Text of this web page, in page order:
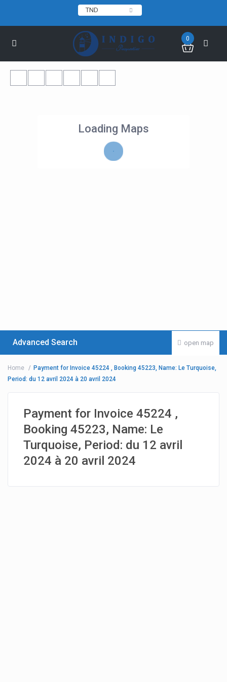
TND
0
Loading Maps
open map
Advanced Search
Home
Payment for Invoice 45224 , Booking 45223, Name: Le Turquoise,
Period: du 12 avril 2024 à 20 avril 2024
Payment for Invoice 45224 ,
Booking 45223, Name: Le
Turquoise, Period: du 12 avril
2024 à 20 avril 2024